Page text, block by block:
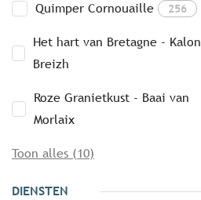
Quimper Cornouaille 256
Het hart van Bretagne - Kalon
Breizh
Roze Granietkust - Baai van
Morlaix
Toon alles (10)
DIENSTEN